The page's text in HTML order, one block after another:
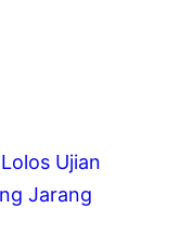
Ujian
Jarang